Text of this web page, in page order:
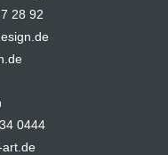
28 92
0444